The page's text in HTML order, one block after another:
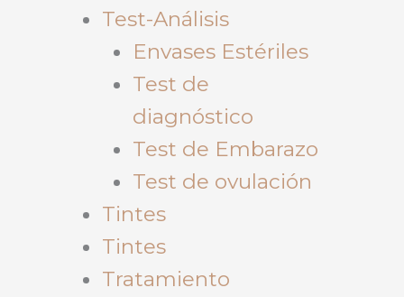
Test-Análisis
Envases Estériles
Test de
diagnóstico
Test de Embarazo
Test de ovulación
Tintes
Tintes
Tratamiento